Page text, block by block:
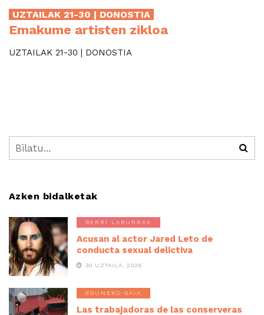
UZTAILAK 21-30 | DONOSTIA
Emakume artisten zikloa
UZTAILAK 21-30 | DONOSTIA
Azken bidalketak
BERRI LABURRAK
Acusan al actor Jared Leto de
conducta sexual delictiva
30 UZTAILA, 2026
EGUNEKO GAIA
Las trabajadoras de las conserveras